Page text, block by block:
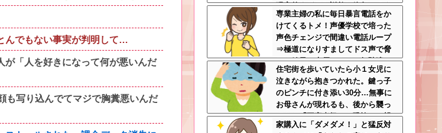
んでもない事実が判明して…
が「人を好きになって何が悪いんだ
も写り込んでてマジで胸糞悪いんだ
現実的すぎるお説教に絶句←オタ
クのノリをリアルで出すとそうな
る
専業主婦の私に毎日暴言電話をか
けてくるトメ！声優学校で培った
声色チェンジで間違い電話ループ
⇒極道になりすましてドス声で脅
した結果←声優スキルの無駄遣い
が最高すぎるｗｗｗ
住宅街を歩いていたら小１女児に
泣きながら抱きつかれた。鍵っ子
のピンチに付き添い30分…無事に
お母さんが現れるも、後から襲っ
てきた「不審者扱いの恐怖」←親
切心が裏目に出るかもしれない世
家購入に「ダメダメ！」と猛反対